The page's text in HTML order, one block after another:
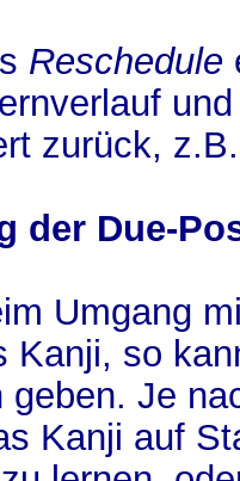
Reschedule
zurück,
der Due-
Umgang
Kanji, so
geben. Je
Kanji auf